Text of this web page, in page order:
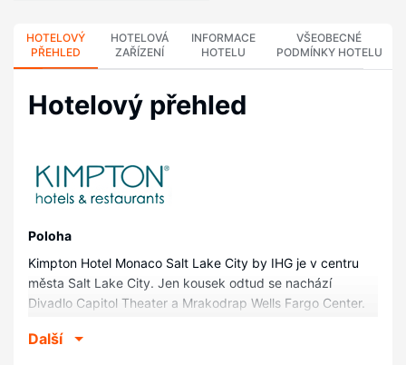
HOTELOVÝ
PŘEHLED
HOTELOVÁ
ZAŘÍZENÍ
INFORMACE
HOTELU
VŠEOBECNÉ
PODMÍNKY HOTELU
Hotelový přehled
Poloha
Kimpton Hotel Monaco Salt Lake City by IHG je v centru
města Salt Lake City. Jen kousek odtud se nachází
Divadlo Capitol Theater a Mrakodrap Wells Fargo Center.
0,6 km od Temple Square (náměstí).
Další